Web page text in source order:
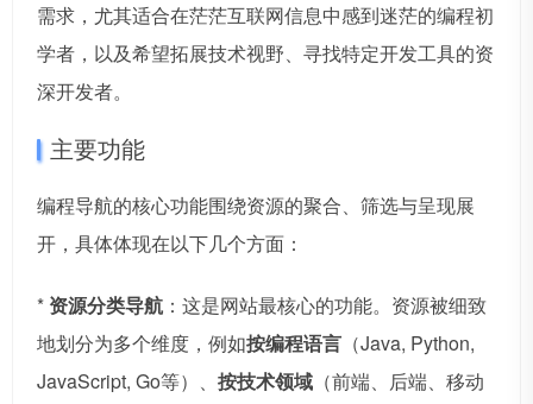
需求，尤其适合在茫茫互联网信息中感到迷茫的编程初
学者，以及希望拓展技术视野、寻找特定开发工具的资
深开发者。
主要功能
编程导航的核心功能围绕资源的聚合、筛选与呈现展
开，具体体现在以下几个方面：
* 资源分类导航 ：这是网站最核心的功能。资源被细致
地划分为多个维度，例如按编程语言 （Java, Python,
JavaScript, Go等）、 按技术领域 （前端、后端、移动